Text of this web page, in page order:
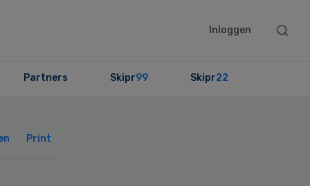
Inloggen
Search
Partners Skipr99 Skipr22
Print